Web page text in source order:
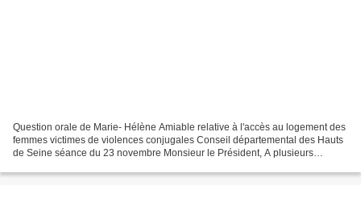
Question orale de Marie- Hélène Amiable relative à l'accès au logement des
femmes victimes de violences conjugales Conseil départemental des Hauts
de Seine séance du 23 novembre Monsieur le Président, A plusieurs